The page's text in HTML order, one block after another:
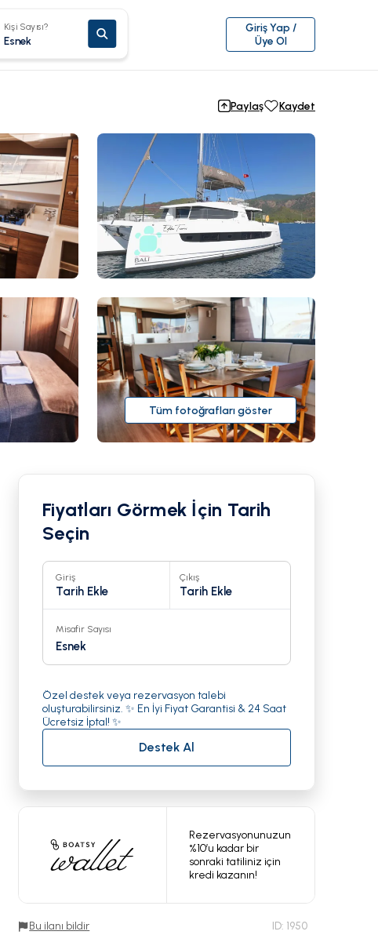
Kişi Sayısı?
Esnek
Giriş Yap /
Üye Ol
Paylaş Kaydet
Tüm fotoğrafları göster
Fiyatları Görmek İçin Tarih
Seçin
Giriş
Tarih Ekle
Çıkış
Tarih Ekle
Misafir Sayısı
Esnek
Özel destek veya rezervasyon talebi
oluşturabilirsiniz. ✨ En İyi Fiyat Garantisi & 24 Saat
Ücretsiz İptal! ✨
Destek Al
Rezervasyonunuzun
%10’u kadar bir
sonraki tatiliniz için
kredi kazanın!
Bu ilanı bildir ID: 1950